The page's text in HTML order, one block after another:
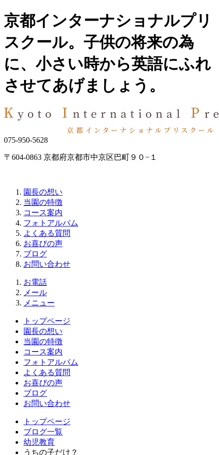
京都インターナショナルプリ
スクール。子供の将来の為
に、小さい時から英語にふれ
させてあげましょう。
075-950-5628
〒604-0863 京都府京都市中京区巴町９０−１
園長の想い
当園の特徴
コース案内
フォトアルバム
よくある質問
お喜びの声
ブログ
お問い合わせ
お電話
メール
メニュー
トップページ
園長の想い
当園の特徴
コース案内
フォトアルバム
よくある質問
お喜びの声
ブログ
お問い合わせ
トップページ
ブログ一覧
幼児教育
うちの子だけ？